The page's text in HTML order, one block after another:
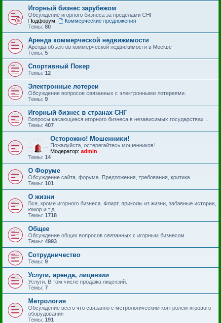
Игорный бизнес зарубежом
Обсуждение игорного бизнеса за пределами СНГ
Подфорум:
Коммерческие предложения
Темы: 80
Аренда коммерческой недвижимости
Аренда объектов коммерческой недвижимости в Москве
Темы: 5
Спортивный Покер
Темы: 12
Электронные лотереи
Обсуждение вопросов связанных с электронными лотереями.
Темы: 9
Игорный бизнес в странах СНГ
Вопросы касающиеся игорного бизнеса в независимых государствах ...
Темы: 407
Осторожно! Мошенники!
Пожалуйста, остерегайтесь мошенников!
Модератор: admin
Темы: 14
О Форуме
Обсуждение сайта, форума. Предложения, требования, критика...
Темы: 101
О жизни
Все, кроме игорного бизнеса. Флирт, приколы из жизни, забавные истории,
юмор и т.д.
Темы: 1718
Общее
Обсуждение общих вопросов связанных с игорным бизнесом.
Темы: 4993
Сотрудничество
Темы: 9
Услуги, аренда, лицензии
Услуги. В том числе продажа лицензий.
Темы: 7
Метрология
Обсуждение всего что связанно с метрологическим контролем игрового
оборудования
Темы: 191